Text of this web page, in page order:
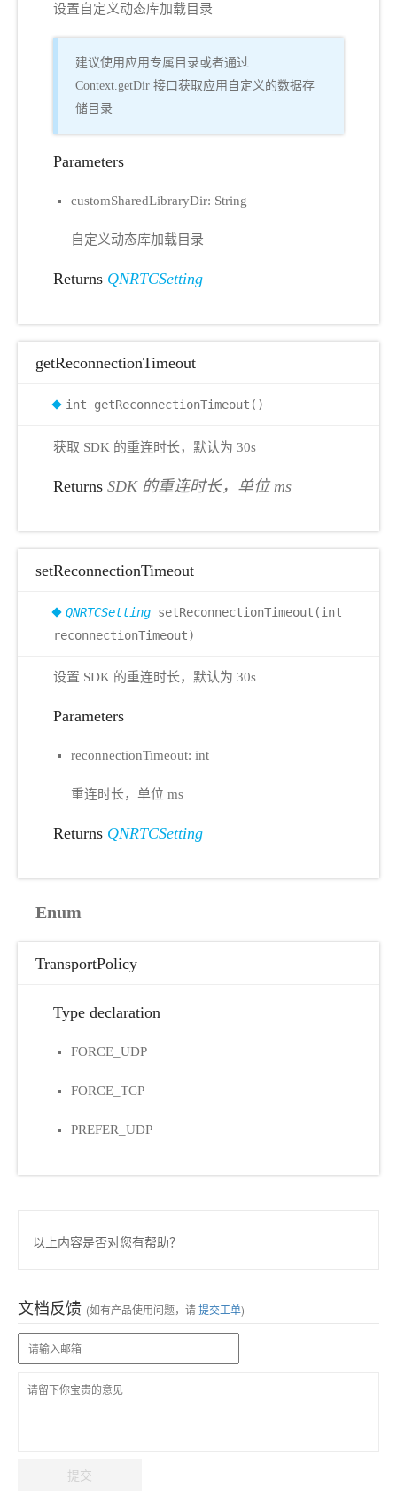
设置自定义动态库加载目录
建议使用应用专属目录或者通过
Context.getDir 接口获取应用自定义的数据存
储目录
Parameters
customSharedLibraryDir: String
自定义动态库加载目录
Returns QNRTCSetting
getReconnectionTimeout
int getReconnectionTimeout()
获取 SDK 的重连时长，默认为 30s
Returns SDK 的重连时长，单位 ms
setReconnectionTimeout
QNRTCSetting setReconnectionTimeout(int
reconnectionTimeout)
设置 SDK 的重连时长，默认为 30s
Parameters
reconnectionTimeout: int
重连时长，单位 ms
Returns QNRTCSetting
Enum
TransportPolicy
Type declaration
FORCE_UDP
FORCE_TCP
PREFER_UDP
以上内容是否对您有帮助？
文档反馈 (如有产品使用问题，请提交工单)
提交